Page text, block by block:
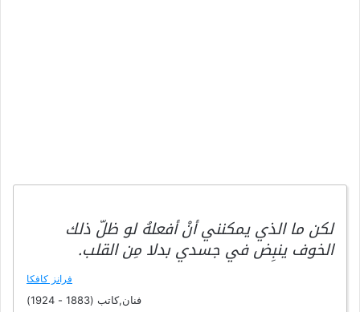
لكن ما الذي يمكنني أنْ أفعلهُ لو ظلّ ذلك
الخوف ينبِض في جسدي بدلا مِن القلب.
فرانز كافكا
فنان,كاتب (1883 - 1924)